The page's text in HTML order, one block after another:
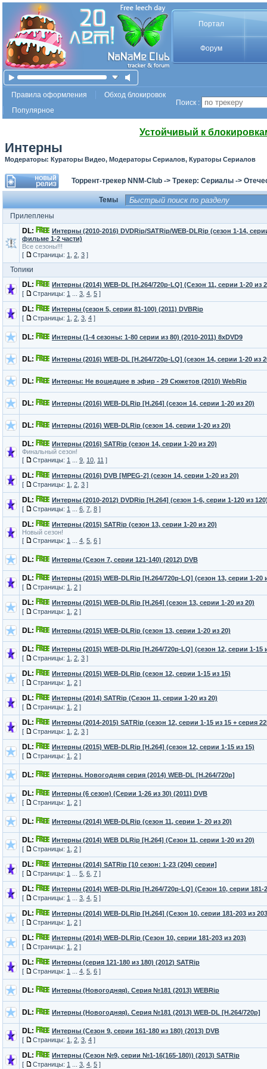
Портал
Форум
Правила оформления
Обход блокировок
Популярное
Поиск :
Устойчивый к
Интерны
Модераторы: Кураторы Видео, Модераторы Сериалов, Кураторы Сериалов
Торрент-трекер NNM-Club -> Трекер: Сериалы ->
Темы
Прилеплены
DL:
Интерны (2010-2016) DVDRip/SATRip/WEB-DLRip (сезон 1-14,
фильме 1-2 части)
Все сезоны!!!
[
Страницы: 1 2 3 ]
Топики
DL:
Интерны (2014) WEB-DL [H.264/720p-LQ] (Сезон 11, серии 1-20 из
[
Страницы: 1 3 4 5 ]
DL:
Интерны (сезон 5, серии 81-100) (2011) DVBRip
[
Страницы: 1 2 3 4 ]
DL: Интерны (1-4 сезоны: 1-80 серии из 80) (2010-2011) 8xDVD9
DL: Интерны (2016) WEB-DL [H.264/720p-LQ] (сезон 14, серии 1-20 из
DL: Интерны: Не вошедшее в эфир - 29 Сюжетов (2010) WebRip
DL: Интерны (2016) WEB-DLRip [H.264] (сезон 14, серии 1-20 из 20)
DL: Интерны (2016) WEB-DLRip (сезон 14, серии 1-20 из 20)
DL:
Интерны (2016) SATRip (сезон 14, серии 1-20 из 20)
Финальный сезон!
[
Страницы: 1 9 10 11 ]
DL:
Интерны (2016) DVB [MPEG-2] (сезон 14, серии 1-20 из 20)
[
Страницы: 1 2 3 ]
DL:
Интерны (2010-2012) DVDRip [H.264] (сезон 1-6, серии 1-120 из
[
Страницы: 1 6 7 8 ]
DL:
Интерны (2015) SATRip (сезон 13, серии 1-20 из 20)
Новый сезон!
[
Страницы: 1 4 5 6 ]
DL: Интерны (Сезон 7, серии 121-140) (2012) DVB
DL:
Интерны (2015) WEB-DLRip [H.264/720p-LQ] (сезон 13, серии 1-20
[
Страницы: 1 2 ]
DL:
Интерны (2015) WEB-DLRip [H.264] (сезон 13, серии 1-20 из 20)
[
Страницы: 1 2 ]
DL: Интерны (2015) WEB-DLRip (сезон 13, серии 1-20 из 20)
DL:
Интерны (2015) WEB-DLRip [H.264/720p-LQ] (сезон 12, серии 1-15
[
Страницы: 1 2 3 ]
DL:
Интерны (2015) WEB-DLRip (сезон 12, серии 1-15 из 15)
[
Страницы: 1 2 ]
DL:
Интерны (2014) SATRip (Сезон 11, серии 1-20 из 20)
[
Страницы: 1 2 ]
DL:
Интерны (2014-2015) SATRip (сезон 12, серии 1-15 из 15 + серия
[
Страницы: 1 2 3 ]
DL:
Интерны (2015) WEB-DLRip [H.264] (сезон 12, серии 1-15 из 15)
[
Страницы: 1 2 ]
DL: Интерны. Новогодняя серия (2014) WEB-DL [H.264/720p]
DL:
Интерны (6 сезон) (Серии 1-26 из 30) (2011) DVB
[
Страницы: 1 2 ]
DL: Интерны (2014) WEB-DLRip (сезон 11, серии 1- 20 из 20)
DL:
Интерны (2014) WEB DLRip [H.264] (Сезон 11, серии 1-20 из 20)
[
Страницы: 1 2 ]
DL:
Интерны (2014) SATRip [10 сезон: 1-23 (204) серии]
[
Страницы: 1 5 6 7 ]
DL:
Интерны (2014) WEB-DLRip [H.264/720p-LQ] (Сезон 10, серии 181-
[
Страницы: 1 3 4 5 ]
DL:
Интерны (2014) WEB-DLRip [H.264] (Сезон 10, серии 181-203 из
[
Страницы: 1 2 ]
DL:
Интерны (2014) WEB-DLRip (Сезон 10, серии 181-203 из 203)
[
Страницы: 1 2 ]
DL:
Интерны (серия 121-180 из 180) (2012) SATRip
[
Страницы: 1 4 5 6 ]
DL: Интерны (Новогодняя). Серия №181 (2013) WEBRip
DL: Интерны (Новогодняя). Серия №181 (2013) WEB-DL [H.264/720p]
DL:
Интерны (Сезон 9, серии 161-180 из 180) (2013) DVB
[
Страницы: 1 2 3 4 ]
DL:
Интерны (Сезон №9, серии №1-16(165-180)) (2013) SATRip
[
Страницы: 1 3 4 5 ]